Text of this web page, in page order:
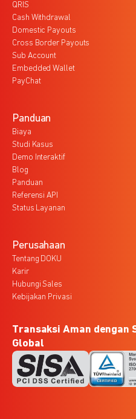
QRIS
Cash Withdrawal
Domestic Payouts
Cross Border Payouts
Sub Account
Embedded Wallet
PayChat
Panduan
Biaya
Studi Kasus
Demo Interaktif
Blog
Panduan
Referensi API
Status Layanan
Perusahaan
Tentang DOKU
Karir
Hubungi Sales
Kebijakan Privasi
Transaksi Aman dengan
Global